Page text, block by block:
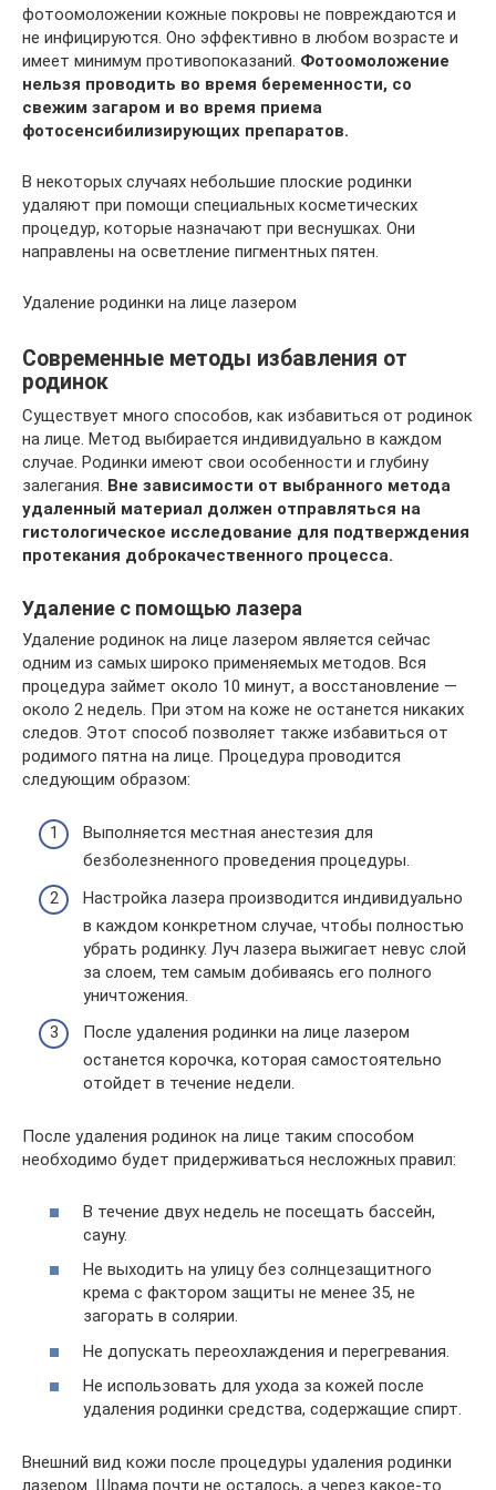
фотоомоложении кожные покровы не повреждаются и
не инфицируются. Оно эффективно в любом возрасте и
имеет минимум противопоказаний. Фотоомоложение
нельзя проводить во время беременности, со
свежим загаром и во время приема
фотосенсибилизирующих препаратов.
В некоторых случаях небольшие плоские родинки
удаляют при помощи специальных косметических
процедур, которые назначают при веснушках. Они
направлены на осветление пигментных пятен.
Удаление родинки на лице лазером
Современные методы избавления от
родинок
Существует много способов, как избавиться от родинок
на лице. Метод выбирается индивидуально в каждом
случае. Родинки имеют свои особенности и глубину
залегания. Вне зависимости от выбранного метода
удаленный материал должен отправляться на
гистологическое исследование для подтверждения
протекания доброкачественного процесса.
Удаление с помощью лазера
Удаление родинок на лице лазером является сейчас
одним из самых широко применяемых методов. Вся
процедура займет около 10 минут, а восстановление —
около 2 недель. При этом на коже не останется никаких
следов. Этот способ позволяет также избавиться от
родимого пятна на лице. Процедура проводится
следующим образом:
Выполняется местная анестезия для
безболезненного проведения процедуры.
Настройка лазера производится индивидуально
в каждом конкретном случае, чтобы полностью
убрать родинку. Луч лазера выжигает невус слой
за слоем, тем самым добиваясь его полного
уничтожения.
После удаления родинки на лице лазером
останется корочка, которая самостоятельно
отойдет в течение недели.
После удаления родинок на лице таким способом
необходимо будет придерживаться несложных правил:
В течение двух недель не посещать бассейн,
сауну.
Не выходить на улицу без солнцезащитного
крема с фактором защиты не менее 35, не
загорать в солярии.
Не допускать переохлаждения и перегревания.
Не использовать для ухода за кожей после
удаления родинки средства, содержащие спирт.
Внешний вид кожи после процедуры удаления родинки
лазером. Шрама почти не осталось, а через какое-то